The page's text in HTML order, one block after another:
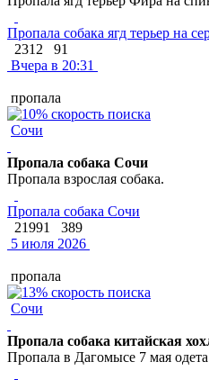
Пропала собака ягд терьер на
2312
91
Вчера в 20:31
пропала
Сочи
Пропала собака Сочи
Пропала взрослая собака.
Пропала собака Сочи
21991
389
5 июля 2026
пропала
Сочи
Пропала собака китайская
Пропала в Дагомысе 7 мая